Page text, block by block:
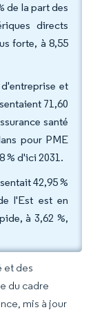
de la part des
directs
forte, à 8,55
et
71,60
santé
pour PME
% d'ici 2031.
42,95 %
l'Est est en
à 3,62 %,
et des
du cadre
mis à jour